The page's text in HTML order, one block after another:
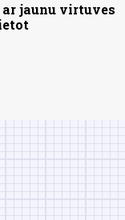
jaunu virtuves